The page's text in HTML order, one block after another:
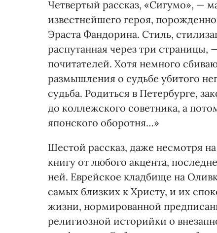
Четвертый рассказ, «Сигумо», —
известнейшего героя,
Эраста Фандорина. Стиль,
распутанная через три страницы,
почитателей. Хотя немного
размышления о судьбе убитого
судьба. Родиться в Петербурге,
до коллежского советника, а
японского оборотня…»
Шестой рассказ, даже несмотря
книгу от любого акцента,
ней. Еврейское кладбище на
самых близких к Христу, и их
жизни, нормированной
религиозной историйки о